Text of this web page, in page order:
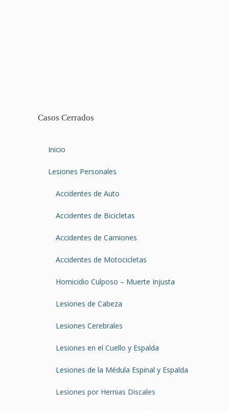
Casos Cerrados
Inicio
Lesiones Personales
Accidentes de Auto
Accidentes de Bicicletas
Accidentes de Camiones
Accidentes de Motocicletas
Homicidio Culposo – Muerte Injusta
Lesiones de Cabeza
Lesiones Cerebrales
Lesiones en el Cuello y Espalda
Lesiones de la Médula Espinal y Espalda
Lesiones por Hernias Discales